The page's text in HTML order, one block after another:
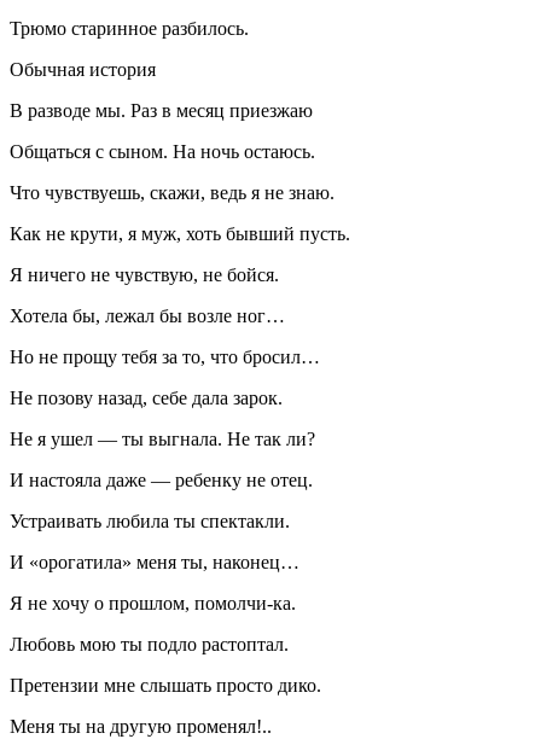
Трюмо старинное разбилось.
Обычная история
В разводе мы. Раз в месяц приезжаю
Общаться с сыном. На ночь остаюсь.
Что чувствуешь, скажи, ведь я не знаю.
Как не крути, я муж, хоть бывший пусть.
Я ничего не чувствую, не бойся.
Хотела бы, лежал бы возле ног…
Но не прощу тебя за то, что бросил…
Не позову назад, себе дала зарок.
Не я ушел — ты выгнала. Не так ли?
И настояла даже — ребенку не отец.
Устраивать любила ты спектакли.
И «орогатила» меня ты, наконец…
Я не хочу о прошлом, помолчи-ка.
Любовь мою ты подло растоптал.
Претензии мне слышать просто дико.
Меня ты на другую променял!..